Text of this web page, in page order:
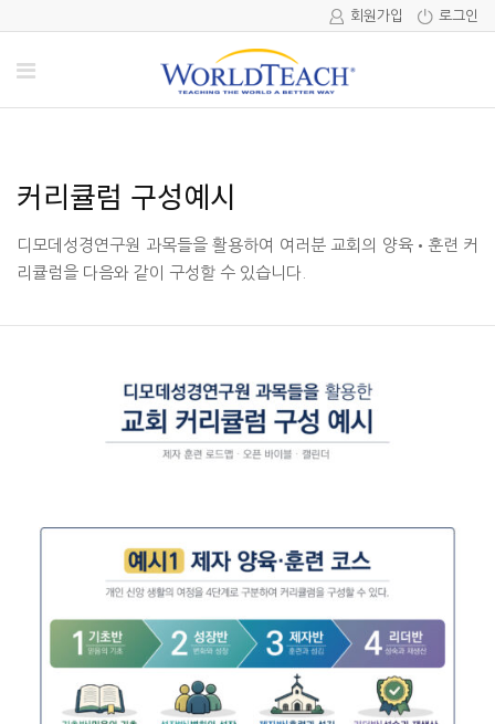
로그인
회원가입
커리큘럼 구성예시
디모데성경연구원 과목들을 활용하여 여러분 교회의 양육•훈련 커
리큘럼을 다음와 같이 구성할 수 있습니다.